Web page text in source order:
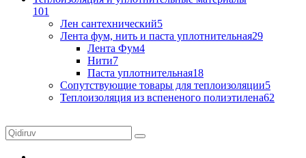
101
Лен сантехнический5
Лента фум, нить и паста уплотнительная29
Лента Фум4
Нити7
Паста уплотнительная18
Сопутствующие товары для теплоизоляции5
Теплоизоляция из вспененого полиэтилена62